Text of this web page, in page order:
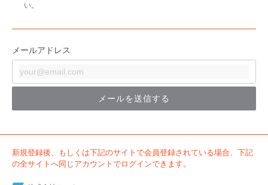
い。
メールアドレス
メールを送信する
新規登録後、もしくは下記のサイトで会員登録されている場合、下記
の全サイトへ同じアカウントでログインできます。